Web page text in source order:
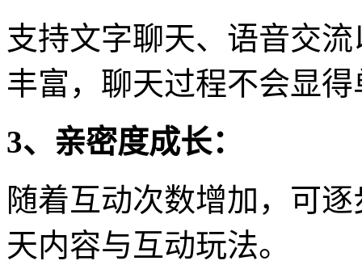
支持文字聊天、语音交
丰富，聊天过程不会显得
3、亲密度成长：
随着互动次数增加，可
天内容与互动玩法。